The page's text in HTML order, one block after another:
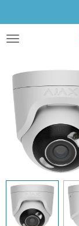
direct
naar
hoofdinhoud